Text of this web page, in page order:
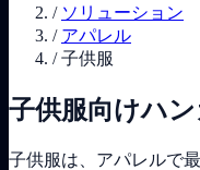
/ ソリューション
/ アパレル
/ 子供服
子供服向けハ
子供服は、アパレルで